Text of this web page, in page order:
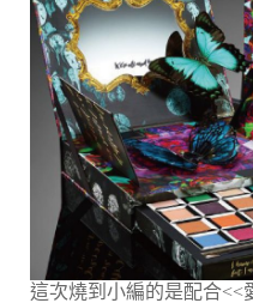
這次燒到小編的是配合<<